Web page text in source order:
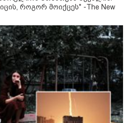
იქნება როგორც საცალო, ასევე
გივი მიქანაძე
სიახლე
მოიქცეს" -The New